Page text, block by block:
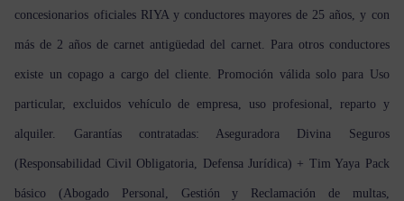
concesionarios oficiales RIYA y conductores mayores de 25 años, y con
más de 2 años de carnet antigüedad del carnet. Para otros conductores
existe un copago a cargo del cliente. Promoción válida solo para Uso
particular, excluidos vehículo de empresa, uso profesional, reparto y
alquiler. Garantías contratadas: Aseguradora Divina Seguros
(Responsabilidad Civil Obligatoria, Defensa Jurídica) + Tim Yaya Pack
básico (Abogado Personal, Gestión y Reclamación de multas,